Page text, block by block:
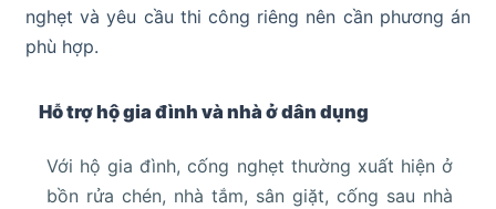
nghẹt và yêu cầu thi công riêng nên cần phương án
phù hợp.
Hỗ trợ hộ gia đình và nhà ở dân dụng
Với hộ gia đình, cống nghẹt thường xuất hiện ở
bồn rửa chén, nhà tắm, sân giặt, cống sau nhà